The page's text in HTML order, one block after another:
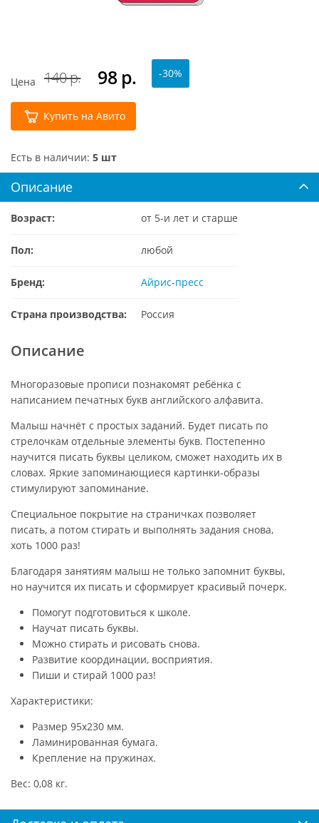
Цена 140 р. 98 р. -30%
Купить на Авито
Есть в наличии: 5 шт
Описание
Возраст: от 5-и лет и старше
Пол: любой
Бренд: Айрис-пресс
Страна производства: Россия
Описание
Многоразовые прописи познакомят ребёнка с
написанием печатных букв английского алфавита.
Малыш начнёт с простых заданий. Будет писать по
стрелочкам отдельные элементы букв. Постепенно
научится писать буквы целиком, сможет находить их в
словах. Яркие запоминающиеся картинки-образы
стимулируют запоминание.
Специальное покрытие на страничках позволяет
писать, а потом стирать и выполнять задания снова,
хоть 1000 раз!
Благодаря занятиям малыш не только запомнит буквы,
но научится их писать и сформирует красивый почерк.
Помогут подготовиться к школе.
Научат писать буквы.
Можно стирать и рисовать снова.
Развитие координации, восприятия.
Пиши и стирай 1000 раз!
Характеристики:
Размер 95х230 мм.
Ламинированная бумага.
Крепление на пружинах.
Вес: 0,08 кг.